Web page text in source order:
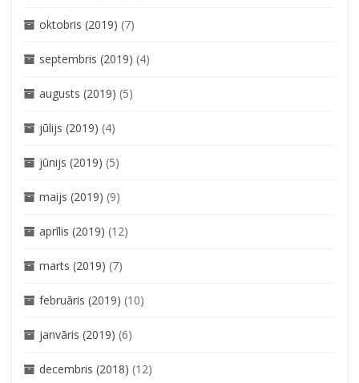
oktobris (2019) (7)
septembris (2019) (4)
augusts (2019) (5)
jūlijs (2019) (4)
jūnijs (2019) (5)
maijs (2019) (9)
aprīlis (2019) (12)
marts (2019) (7)
februāris (2019) (10)
janvāris (2019) (6)
decembris (2018) (12)